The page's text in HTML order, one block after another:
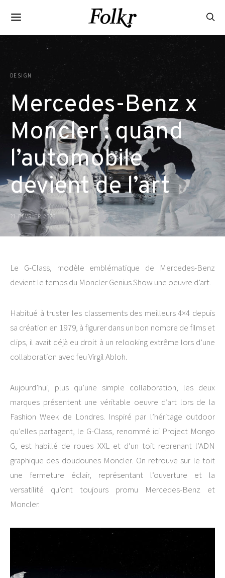
DESIGN
Mercedes-Benz x
Moncler : quand
l’automobile
devient de l’art
21 FÉVRIER 2023
Le G-Class, modèle emblématique de Mercedes-Benz
devient le temps du Moncler Genius Show une oeuvre d’art.
Habitué à truster les classements des meilleurs 4×4 depuis
sa création en 1979, à figurer dans un bon nombre de films et
clips, il avait déjà eu droit à un relooking extrême lors d’une
collaboration avec feu Virgil Abloh.
Aujourd’hui, plus qu’une simple collaboration, les deux
marques présentent une véritable oeuvre d’art lors de la
Fashion Week de Londres. Inspiré par l’héritage outdoor
qu’elles partagent, le G-Class, renommé ici Project Mongo
G, est habillé de roues XXL et d’un toit reprenant l’ADN
graphique des doudounes Moncler. On retrouve sur le toit
une fermeture éclair, représentant l’ouverture et la
versatilité qu’ont toujours promu Mercedes-Benz et
Moncler.